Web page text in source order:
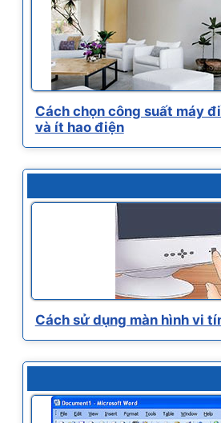
Cách chọn công suất máy
và ít hao điện
Cách sử dụng màn hình vi